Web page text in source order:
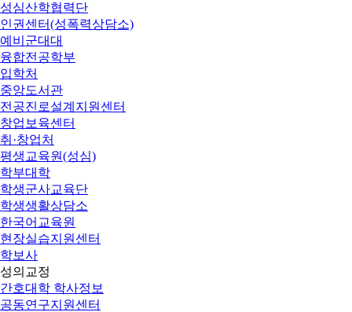
성심산학협력단
인권센터(성폭력상담소)
예비군대대
융합전공학부
입학처
중앙도서관
전공진로설계지원센터
창업보육센터
취·창업처
평생교육원(성심)
학부대학
학생군사교육단
학생생활상담소
한국어교육원
현장실습지원센터
학보사
성의교정
간호대학 학사정보
공동연구지원센터